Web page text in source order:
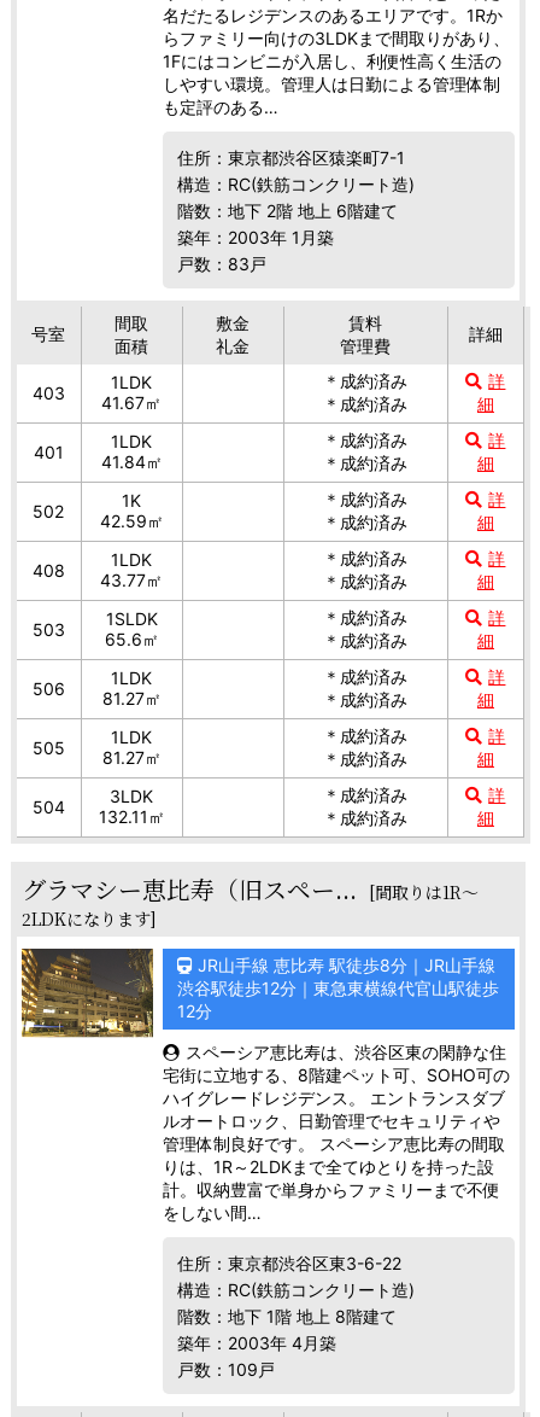
名だたるレジデンスのあるエリアです。1Rか
らファミリー向けの3LDKまで間取りがあり、
1Fにはコンビニが入居し、利便性高く生活の
しやすい環境。管理人は日勤による管理体制
も定評のある…
住所：東京都渋谷区猿楽町7-1
構造：RC(鉄筋コンクリート造)
階数：地下 2階 地上 6階建て
築年：2003年 1月築
戸数：83戸
号室
間取
面積
敷金
礼金
賃料
管理費
詳細
403
1LDK
41.67㎡
＊成約済み
＊成約済み
詳
細
401
1LDK
41.84㎡
＊成約済み
＊成約済み
詳
細
502
1K
42.59㎡
＊成約済み
＊成約済み
詳
細
408
1LDK
43.77㎡
＊成約済み
＊成約済み
詳
細
503
1SLDK
65.6㎡
＊成約済み
＊成約済み
詳
細
506
1LDK
81.27㎡
＊成約済み
＊成約済み
詳
細
505
1LDK
81.27㎡
＊成約済み
＊成約済み
詳
細
504
3LDK
132.11㎡
＊成約済み
＊成約済み
詳
細
グラマシー恵比寿（旧スペー... [間取りは1R～
2LDKになります]
JR山手線 恵比寿 駅徒歩8分｜JR山手線
渋谷駅徒歩12分｜東急東横線代官山駅徒歩
12分
スペーシア恵比寿は、渋谷区東の閑静な住
宅街に立地する、8階建ペット可、SOHO可の
ハイグレードレジデンス。 エントランスダブ
ルオートロック、日勤管理でセキュリティや
管理体制良好です。 スペーシア恵比寿の間取
りは、1R～2LDKまで全てゆとりを持った設
計。収納豊富で単身からファミリーまで不便
をしない間…
住所：東京都渋谷区東3-6-22
構造：RC(鉄筋コンクリート造)
階数：地下 1階 地上 8階建て
築年：2003年 4月築
戸数：109戸